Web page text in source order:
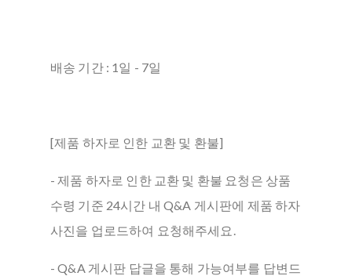
배송 기간 : 1일 - 7일
[제품 하자로 인한 교환 및 환불]
- 제품 하자로 인한 교환 및 환불 요청은 상품
수령 기준 24시간 내 Q&A 게시판에 제품 하자
사진을 업로드하여 요청해주세요.
- Q&A 게시판 답글을 통해 가능여부를 답변드